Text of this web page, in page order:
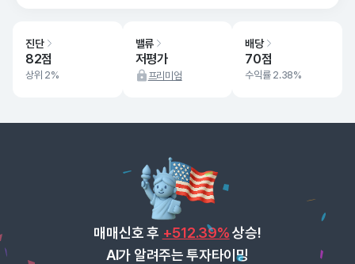
진단
82점
상위 2%
밸류
저평가
프리미엄
배당
70점
수익률 2.38%
매매신호 후 +512.39% 상승!
AI가 알려주는 투자타이밍